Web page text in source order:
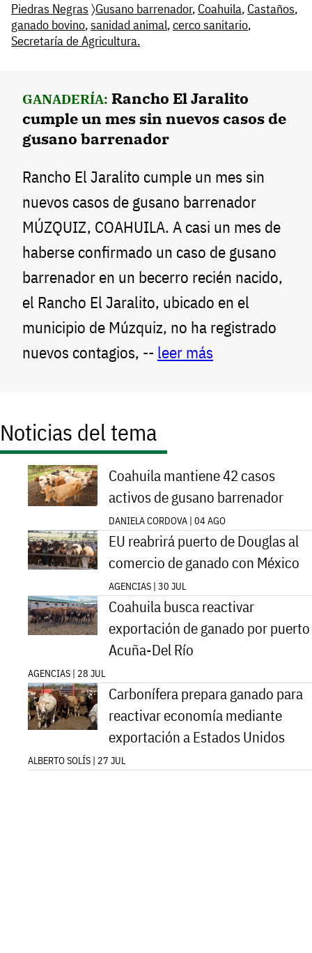
Piedras Negras 〉Gusano barrenador, Coahuila, Castaños,
ganado bovino,sanidad animal,cerco sanitario,
Secretaría de Agricultura.
GANADERÍA: Rancho El Jaralito
cumple un mes sin nuevos casos de
gusano barrenador
Rancho El Jaralito cumple un mes sin
nuevos casos de gusano barrenador
MÚZQUIZ, COAHUILA. A casi un mes de
haberse confirmado un caso de gusano
barrenador en un becerro recién nacido,
el Rancho El Jaralito, ubicado en el
municipio de Múzquiz, no ha registrado
nuevos contagios, -- leer más
Noticias del tema
Coahuila mantiene 42 casos
activos de gusano barrenador
DANIELA CORDOVA | 04 AGO
EU reabrirá puerto de Douglas al
comercio de ganado con México
AGENCIAS | 30 JUL
Coahuila busca reactivar
exportación de ganado por puerto
Acuña-Del Río
AGENCIAS | 28 JUL
Carbonífera prepara ganado para
reactivar economía mediante
exportación a Estados Unidos
ALBERTO SOLÍS | 27 JUL